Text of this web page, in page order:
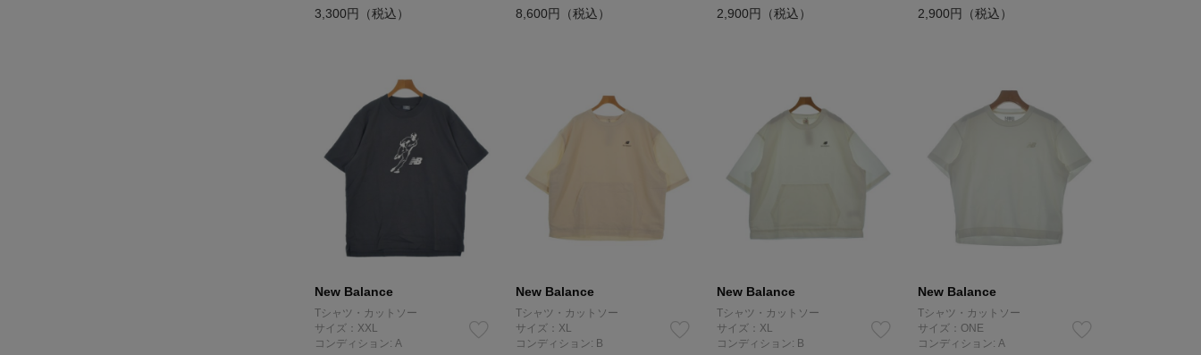
3,300円（税込） 8,600円（税込） 2,900円（税込） 2,900円（税込）
New Balance
Tシャツ・カットソー
サイズ：XXL
コンディション: A
New Balance
Tシャツ・カットソー
サイズ：XL
コンディション: B
New Balance
Tシャツ・カットソー
サイズ：XL
コンディション: B
New Balance
Tシャツ・カットソー
サイズ：ONE
コンディション: A